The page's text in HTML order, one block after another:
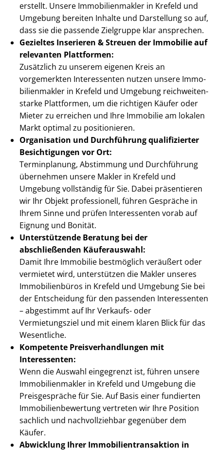
erstellt. Unsere Im­mo­bi­li­en­mak­ler in Krefeld und
Umgebung bereiten Inhalte und Darstellung so auf,
dass sie die passende Zielgruppe klar ansprechen.
Gezieltes Inserieren & Streuen der Immobilie auf
relevanten Plattformen:
Zusätzlich zu unserem eigenen Kreis an
vorgemerkten Interessenten nutzen unsere Im­mo­
bi­li­en­mak­ler in Krefeld und Umgebung reich­wei­ten­
star­ke Plattformen, um die richtigen Käufer oder
Mieter zu erreichen und Ihre Immobilie am lokalen
Markt optimal zu positionieren.
Organisation und Durchführung qualifizierter
Besichtigungen vor Ort:
Terminplanung, Abstimmung und Durchführung
übernehmen unsere Makler in Krefeld und
Umgebung vollständig für Sie. Dabei präsentieren
wir Ihr Objekt professionell, führen Gespräche in
Ihrem Sinne und prüfen Interessenten vorab auf
Eignung und Bonität.
Unterstützende Beratung bei der
abschließenden Käuferauswahl:
Damit Ihre Immobilie bestmöglich veräußert oder
vermietet wird, unterstützen die Makler unseres
Immobilienbüros in Krefeld und Umgebung Sie bei
der Entscheidung für den passenden Interessenten
– abgestimmt auf Ihr Verkaufs- oder
Vermietungsziel und mit einem klaren Blick für das
Wesentliche.
Kompetente Preis­ver­hand­lun­gen mit
Interessenten:
Wenn die Auswahl eingegrenzt ist, führen unsere
Im­mo­bi­li­en­mak­ler in Krefeld und Umgebung die
Preisgespräche für Sie. Auf Basis einer fundierten
Im­mo­bi­li­en­be­wer­tung vertreten wir Ihre Position
sachlich und nachvollziehbar gegenüber dem
Käufer.
Abwicklung Ihrer Im­mo­bi­li­en­trans­ak­ti­on in